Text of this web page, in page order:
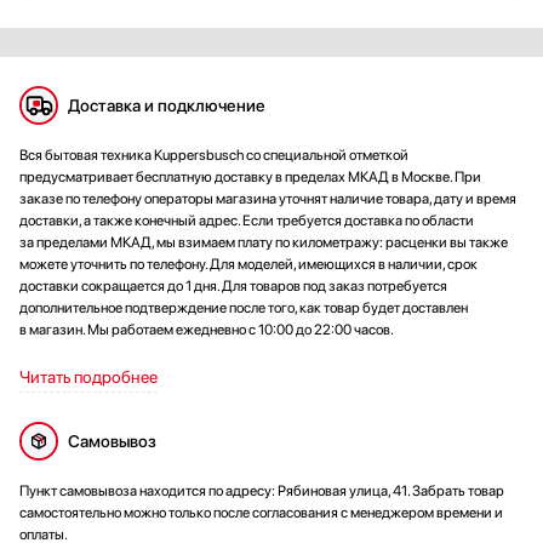
выглядит аккуратно и легко вписался в интерьер. В общем,
модель сочетает в себе практичность и реальную мощность —
решение!
Доставка и подключение
Вся бытовая техника Kuppersbusch со специальной отметкой
предусматривает бесплатную доставку в пределах МКАД в Москве. При
заказе по телефону операторы магазина уточнят наличие товара, дату и время
доставки, а также конечный адрес. Если требуется доставка по области
за пределами МКАД, мы взимаем плату по километражу: расценки вы также
можете уточнить по телефону. Для моделей, имеющихся в наличии, срок
доставки сокращается до 1 дня. Для товаров под заказ потребуется
дополнительное подтверждение после того, как товар будет доставлен
в магазин. Мы работаем ежедневно с 10:00 до 22:00 часов.
Читать подробнее
Самовывоз
Пункт самовывоза находится по адресу: Рябиновая улица, 41. Забрать товар
самостоятельно можно только после согласования с менеджером времени и
оплаты.